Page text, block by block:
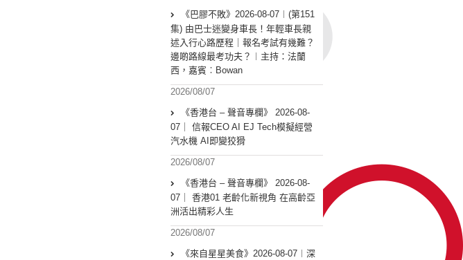
《巴膠不敗》2026-08-07︱(第151
集) 由巴士迷變身車長！年輕車長親
述入行心路歷程｜報名考試有幾難？
邊啲路線最考功夫？︱主持：法蘭
西，嘉賓︰Bowan
2026/08/07
《香港台 – 聲音專欄》 2026-08-
07｜ 信報CEO AI EJ Tech模擬經營
汽水機 AI即變狡猾
2026/08/07
《香港台 – 聲音專欄》 2026-08-
07｜ 香港01 老齡化新視角 在高齡亞
洲活出精彩人生
2026/08/07
《來自星星美食》2026-08-07︱深